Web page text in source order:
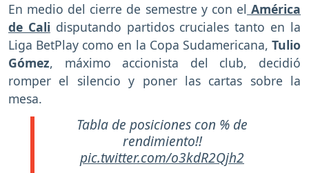
En medio del cierre de semestre y con el América
de Cali disputando partidos cruciales tanto en la
Liga BetPlay como en la Copa Sudamericana, Tulio
Gómez, máximo accionista del club, decidió
romper el silencio y poner las cartas sobre la
mesa.
Tabla de posiciones con % de
rendimiento!!
pic.twitter.com/o3kdR2Qjh2